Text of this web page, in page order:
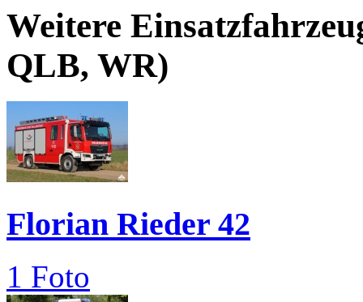
Weitere
QLB, WR)
Florian Rieder 42
1 Foto